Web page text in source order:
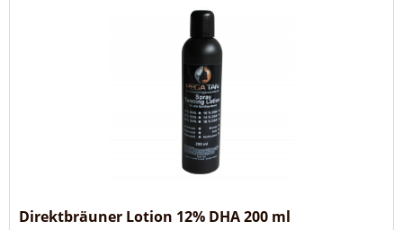
Direktbräuner Lotion 12% DHA 200 ml